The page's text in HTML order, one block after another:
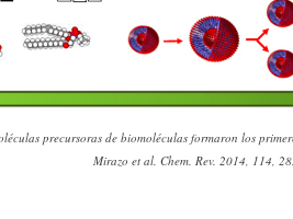
precursoras de biomoléculas formaron los
Mirazo et al. Chem. Rev. 2014, 114,